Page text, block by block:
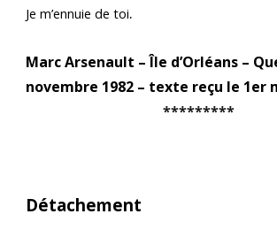
Je m’ennuie de toi.
Marc Arsenault – Île d’Orléans –
novembre 1982 – texte reçu le 1er
*********
Détachement